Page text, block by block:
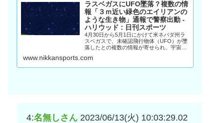
ラスベガスにUFO墜落？複数の情
報「３ｍ近い緑色のエイリアンの
ような生き物」通報で警察出動 -
ハリウッド : 日刊スポーツ
4月30日から5月1日にかけて米ネバダ州ラ
スベガスで、未確認飛行物体（UFO）が墜
落したとの複数の情報が寄せられ、宇宙人
出… - 日刊スポーツ新聞社のニュースサイ
ト、ニッカンスポーツ・コム
www.nikkansports.com
4:名無しさん 2023/06/13(火) 10:03:29.02